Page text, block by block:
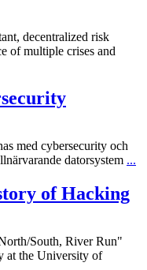
decentralized risk
of multiple crises and
med cybersecurity och
datorsystem ...
of Hacking
South, River Run"
at the University of